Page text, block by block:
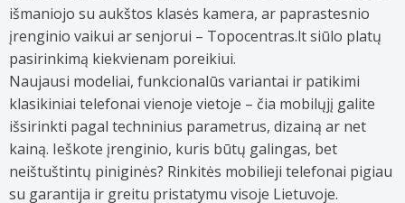
išmaniojo su aukštos klasės kamera, ar paprastesnio
įrenginio vaikui ar senjorui – Topocentras.lt siūlo platų
pasirinkimą kiekvienam poreikiui.
Naujausi modeliai, funkcionalūs variantai ir patikimi
klasikiniai telefonai vienoje vietoje – čia mobilųjį galite
išsirinkti pagal techninius parametrus, dizainą ar net
kainą. Ieškote įrenginio, kuris būtų galingas, bet
neištuštintų piniginės? Rinkitės mobilieji telefonai pigiau
su garantija ir greitu pristatymu visoje Lietuvoje.